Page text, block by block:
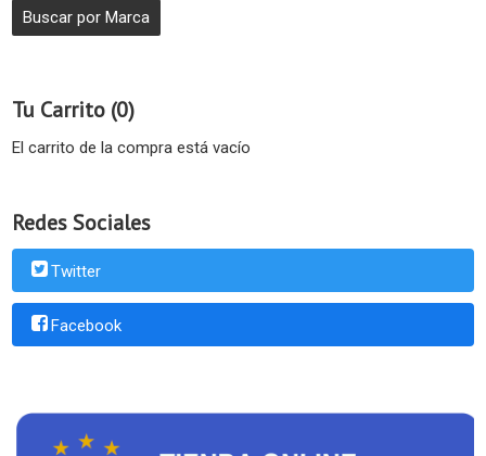
Tu Carrito (0)
El carrito de la compra está vacío
Redes Sociales
Twitter
Facebook